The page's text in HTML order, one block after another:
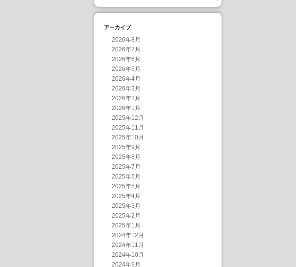
アーカイブ
2026年8月
2026年7月
2026年6月
2026年5月
2026年4月
2026年3月
2026年2月
2026年1月
2025年12月
2025年11月
2025年10月
2025年9月
2025年8月
2025年7月
2025年6月
2025年5月
2025年4月
2025年3月
2025年2月
2025年1月
2024年12月
2024年11月
2024年10月
2024年9月